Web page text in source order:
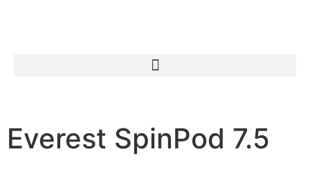
Everest SpinPod 7.5